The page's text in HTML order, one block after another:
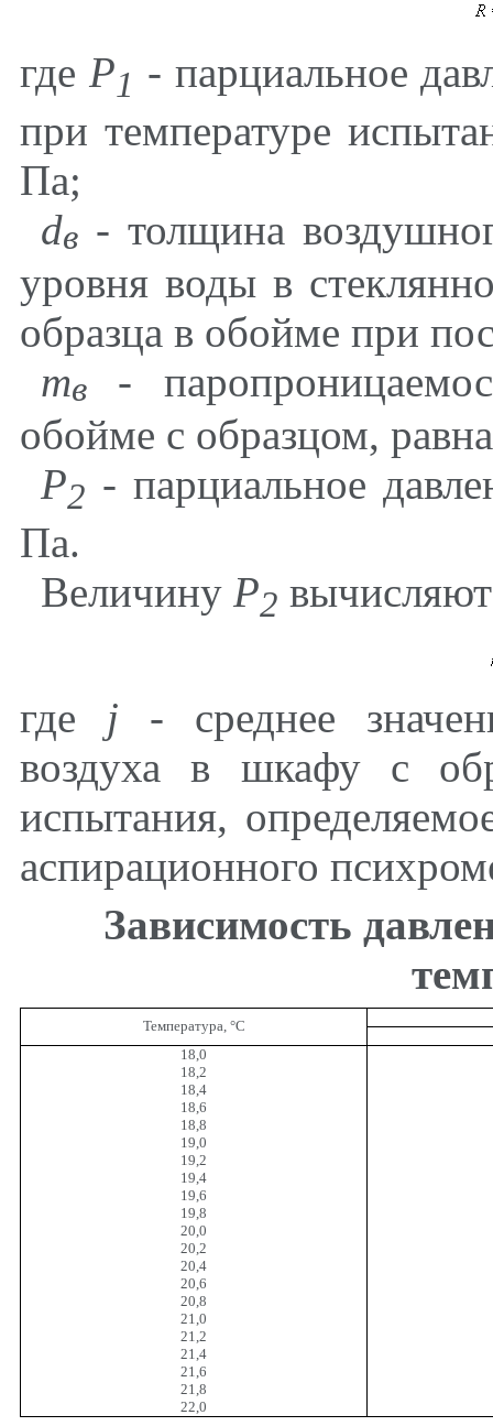
где Р1 - парциальное
при температуре
Па;
dв- толщина
уровня воды в
образца в обойме при
mв-
обойме с образцом,
Р2 - парциальное
Па.
Величину Р2
где j - среднее
воздуха в шкафу с
испытания,
аспирационного
Зависимость
Температура, °С
18,0
18,2
18,4
18,6
18,8
19,0
19,2
19,4
19,6
19,8
20,0
20,2
20,4
20,6
20,8
21,0
21,2
21,4
21,6
21,8
22,0